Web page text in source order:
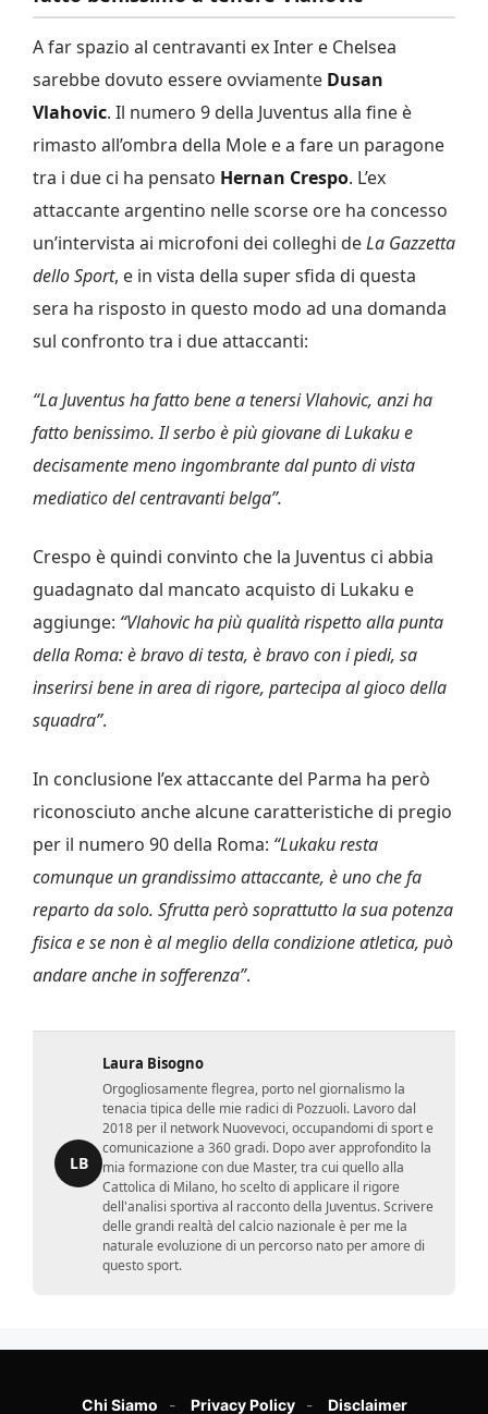
A far spazio al centravanti ex Inter e Chelsea
sarebbe dovuto essere ovviamente Dusan
Vlahovic. Il numero 9 della Juventus alla fine è
rimasto all’ombra della Mole e a fare un paragone
tra i due ci ha pensato Hernan Crespo. L’ex
attaccante argentino nelle scorse ore ha concesso
un’intervista ai microfoni dei colleghi deLa Gazzetta
dello Sport, e in vista della super sfida di questa
sera ha risposto in questo modo ad una domanda
sul confronto tra i due attaccanti:
“La Juventus ha fatto bene a tenersi Vlahovic, anzi ha
fatto benissimo. Il serbo è più giovane di Lukaku e
decisamente meno ingombrante dal punto di vista
mediatico del centravanti belga”.
Crespo è quindi convinto che la Juventus ci abbia
guadagnato dal mancato acquisto di Lukaku e
aggiunge: “Vlahovic ha più qualità rispetto alla punta
della Roma: è bravo di testa, è bravo con i piedi, sa
inserirsi bene in area di rigore, partecipa al gioco della
squadra”.
In conclusione l’ex attaccante del Parma ha però
riconosciuto anche alcune caratteristiche di pregio
per il numero 90 della Roma: “Lukaku resta
comunque un grandissimo attaccante, è uno che fa
reparto da solo. Sfrutta però soprattutto la sua potenza
fisica e se non è al meglio della condizione atletica, può
andare anche in sofferenza”.
LB
Laura Bisogno
Orgogliosamente flegrea, porto nel giornalismo la
tenacia tipica delle mie radici di Pozzuoli. Lavoro dal
2018 per il network Nuovevoci, occupandomi di sport e
comunicazione a 360 gradi. Dopo aver approfondito la
mia formazione con due Master, tra cui quello alla
Cattolica di Milano, ho scelto di applicare il rigore
dell'analisi sportiva al racconto della Juventus. Scrivere
delle grandi realtà del calcio nazionale è per me la
naturale evoluzione di un percorso nato per amore di
questo sport.
Chi Siamo Privacy Policy Disclaimer